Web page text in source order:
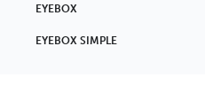
EYEBOX
EYEBOX SIMPLE